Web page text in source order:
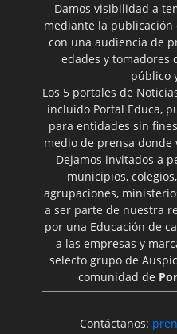
Damos visibilidad a
mediante la
con una audiencia de
edades y tomadores
público
Los 5 portales de
incluido Portal Educa,
para entidades sin
medio de prensa
Dejamos invitados a
municipios,
agrupaciones,
a ser parte de nuestra
por una Educación de
a las empresas y
selecto grupo de
comunidad de
Contáctanos: